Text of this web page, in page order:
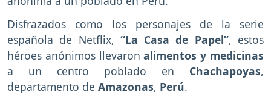
Disfrazados como los personajes de la serie
española de Netflix, “La Casa de Papel”, estos
héroes anónimos llevaronalimentos y medicinas
a un centro poblado en Chachapoyas,
departamento de Amazonas, Perú.